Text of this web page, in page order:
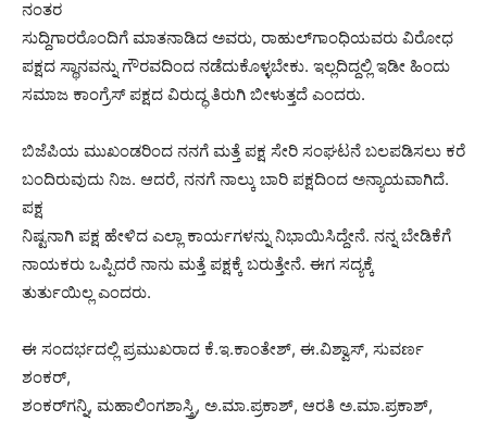
ನಂತರ
ಸುದ್ದಿಗಾರರೊಂದಿಗೆ ಮಾತನಾಡಿದ ಅವರು, ರಾಹುಲ್‌ಗಾಂಧಿಯವರು ವಿರೋಧ
ಪಕ್ಷದ ಸ್ಥಾನವನ್ನು ಗೌರವದಿಂದ ನಡೆದುಕೊಳ್ಳಬೇಕು. ಇಲ್ಲದಿದ್ದಲ್ಲಿ ಇಡೀ ಹಿಂದು
ಸಮಾಜ ಕಾಂಗ್ರೆಸ್ ಪಕ್ಷದ ವಿರುದ್ಧ ತಿರುಗಿ ಬೀಳುತ್ತದೆ ಎಂದರು.
ಬಿಜೆಪಿಯ ಮುಖಂಡರಿಂದ ನನಗೆ ಮತ್ತೆ ಪಕ್ಷ ಸೇರಿ ಸಂಘಟನೆ ಬಲಪಡಿಸಲು ಕರೆ
ಬಂದಿರುವುದು ನಿಜ. ಆದರೆ, ನನಗೆ ನಾಲ್ಕು ಬಾರಿ ಪಕ್ಷದಿಂದ ಅನ್ಯಾಯವಾಗಿದೆ.
ಪಕ್ಷ
ನಿಷ್ಟನಾಗಿ ಪಕ್ಷ ಹೇಳಿದ ಎಲ್ಲಾ ಕಾರ್ಯಗಳನ್ನು ನಿಭಾಯಿಸಿದ್ದೇನೆ. ನನ್ನ ಬೇಡಿಕೆಗೆ
ನಾಯಕರು ಒಪ್ಪಿದರೆ ನಾನು ಮತ್ತೆ ಪಕ್ಷಕ್ಕೆ ಬರುತ್ತೇನೆ. ಈಗ ಸದ್ಯಕ್ಕೆ
ತುರ್ತುಯಿಲ್ಲ ಎಂದರು.
ಈ ಸಂದರ್ಭದಲ್ಲಿ ಪ್ರಮುಖರಾದ ಕೆ.ಇ.ಕಾಂತೇಶ್, ಈ.ವಿಶ್ವಾಸ್, ಸುವರ್ಣ
ಶಂಕರ್,
ಶಂಕರ್‌ಗನ್ನಿ, ಮಹಾಲಿಂಗಶಾಸ್ತ್ರಿ, ಅ.ಮಾ.ಪ್ರಕಾಶ್, ಆರತಿ ಅ.ಮಾ.ಪ್ರಕಾಶ್,